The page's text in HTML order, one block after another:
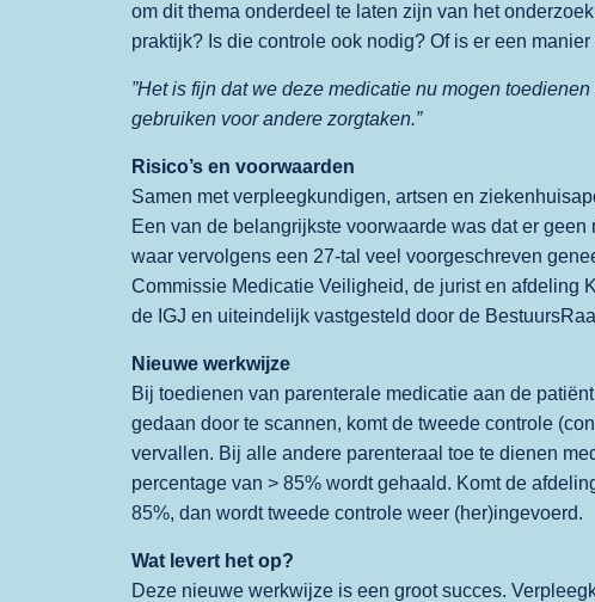
om dit thema onderdeel te laten zijn van het
praktijk? Is die controle ook nodig? Of is er een
”Het is fijn dat we deze medicatie nu mogen
gebruiken voor andere zorgtaken.”
Risico’s en voorwaarden
Samen met verpleegkundigen, artsen en
Een van de belangrijkste voorwaarde was dat er
waar vervolgens een 27-tal veel voorgeschreven
Commissie Medicatie Veiligheid, de jurist en afdeling
de IGJ en uiteindelijk vastgesteld door de
Nieuwe werkwijze
Bij toedienen van parenterale medicatie aan de
gedaan door te scannen, komt de tweede controle
vervallen. Bij alle andere parenteraal toe te dienen
percentage van > 85% wordt gehaald. Komt de
85%, dan wordt tweede controle weer (her)ingevoerd.
Wat levert het op?
Deze nieuwe werkwijze is een groot succes.